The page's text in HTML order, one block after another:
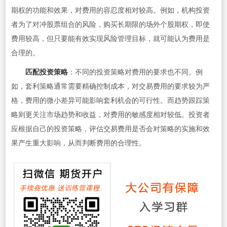
期权的功能和效果，对费用的容忍度相对较高。例如，机构投资
者为了对冲股票组合的风险，购买长期限的场外个股期权，即使
费用较高，但只要能有效实现风险管理目标，就可能认为费用是
合理的。
匹配投资策略：不同的投资策略对费用的要求也不同。例
如，套利策略通常需要精确控制成本，对交易费用的要求较为严
格，费用的微小差异可能影响套利机会的可行性。而趋势跟踪策
略则更关注市场趋势和收益，对费用的敏感度相对较低。投资者
应根据自己的投资策略，评估交易费用是否会对策略的实施和效
果产生重大影响，从而判断费用的合理性。